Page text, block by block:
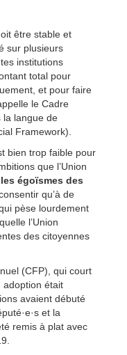
être stable et
sur plusieurs
institutions
total pour
et pour faire
le Cadre
la langue de
Framework).
bien trop faible pour
que l’Union
les égoïsmes des
qu’à de
pèse lourdement
l’Union
des citoyennes
(CFP), qui court
adoption était
avaient débuté
et la
remis à plat avec